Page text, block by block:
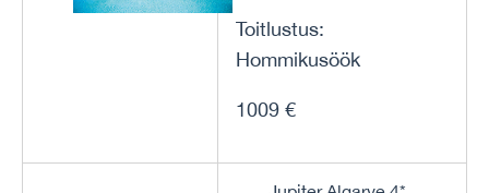
Toitlustus:
Hommikusöök
1009 €